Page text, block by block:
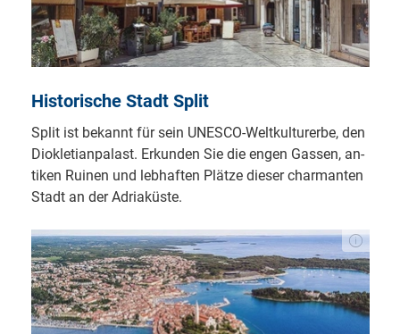
His­to­ri­sche Stadt Split
Split ist be­kannt für sein UNESCO-Welt­kul­tur­er­be, den
Di­o­klet­i­an­pa­last. Er­kun­den Sie die en­gen Gas­sen, an­
ti­ken Rui­nen und le­b­haf­ten Plät­ze die­ser char­man­ten
Stadt an der A­dri­a­küs­te.